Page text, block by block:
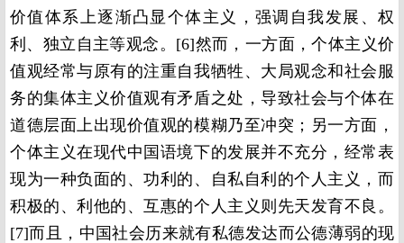
价值体系上逐渐凸显个体主义，强调自我发展、权
利、独立自主等观念。 [6]然而，一方面，个体主义价
值观经常与原有的注重自我牺牲、大局观念和社会服
务的集体主义价值观有矛盾之处，导致社会与个体在
道德层面上出现价值观的模糊乃至冲突；另一方面，
个体主义在现代中国语境下的发展并不充分，经常表
现为一种负面的、功利的、自私自利的个人主义，而
积极的、利他的、互惠的个人主义则先天发育不良。
[7]而且，中国社会历来就有私德发达而公德薄弱的现